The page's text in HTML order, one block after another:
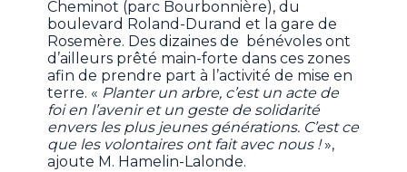
Cheminot (parc Bourbonnière), du
boulevard Roland-Durand et la gare de
Rosemère. Des dizaines de bénévoles ont
d’ailleurs prêté main-forte dans ces zones
afin de prendre part à l’activité de mise en
terre. « Planter un arbre, c’est un acte de
foi en l’avenir et un geste de solidarité
envers les plus jeunes générations. C’est ce
que les volontaires ont fait avec nous !»,
ajoute M. Hamelin-Lalonde.